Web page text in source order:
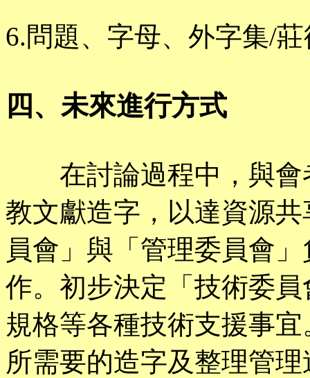
6.問題、字母、外字集/
四、未來進行方式
在討論過程中，與會
教文獻造字，以達資源
員會」與「管理委員會
作。初步決定「技術委
規格等各種技術支援事
所需要的造字及整理管